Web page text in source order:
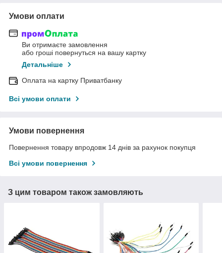
Умови оплати
Ви отримаєте замовлення
або гроші повернуться на вашу картку
Детальніше
Оплата на картку Приватбанку
Всі умови оплати
Умови повернення
Повернення товару впродовж 14 днів за рахунок покупця
Всі умови повернення
З цим товаром також замовляють